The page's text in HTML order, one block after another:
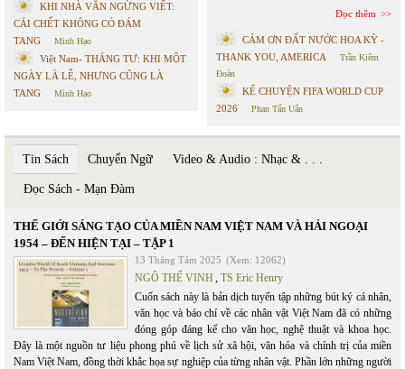
KHI NHÀ VĂN NGỪNG VIẾT:
CÁI CHẾT KHÔNG CÓ ĐÁM
TANG
Minh Hạo
Việt Nam- THÁNG TƯ: KHI MỘT
NGÀY LÀ LỄ, NHƯNG CŨNG LÀ
TANG
Minh Hạo
Đọc thêm
CÁM ƠN ĐẤT NƯỚC HOA KỲ -
THANK YOU, AMERICA
Trần Kiêm
Đoàn
KỂ CHUYỆN FIFA WORLD CUP
2026
Phan Tấn Uẩn
Tin Sách Chuyển Ngữ Video & Audio : Nhạc & . . .
Đọc Sách - Mạn Đàm
THẾ GIỚI SÁNG TẠO CỦA MIỀN NAM VIỆT NAM VÀ HẢI NGOẠI
1954 – ĐẾN HIỆN TẠI – TẬP 1
13 Tháng Tám 2025 (Xem: 12062)
NGÔ THẾ VINH, TS Eric Henry
Cuốn sách này là bản dịch tuyển tập những bút ký cá nhân,
văn học và báo chí về các nhân vật Việt Nam đã có những
đóng góp đáng kể cho văn học, nghệ thuật và khoa học.
Đây là một nguồn tư liệu phong phú về lịch sử xã hội, văn hóa và chính trị của miền
Nam Việt Nam, đồng thời khắc họa sự nghiệp của từng nhân vật. Phần lớn những người